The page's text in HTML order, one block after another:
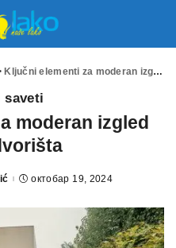
Ključni elementi za moderan izgled vašeg dvorišta
saveti
moderan izgled
октобар 19, 2024